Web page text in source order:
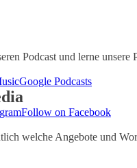
Podcast und lerne unsere
Google Podcasts
Follow on Facebook
welche Angebote und